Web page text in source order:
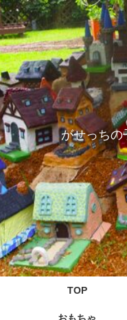
がせっちの
TOP